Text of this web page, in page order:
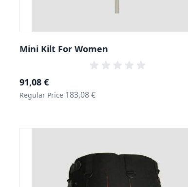
Mini Kilt For Women
Special Price
91,08 €
Regular Price 183,08 €